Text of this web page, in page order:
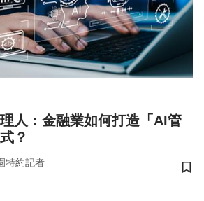
人：金融業如何打造「AI管
？
特約記者
儲